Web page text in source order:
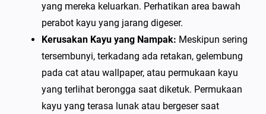
yang mereka keluarkan. Perhatikan area bawah
perabot kayu yang jarang digeser.
Kerusakan Kayu yang Nampak: Meskipun sering
tersembunyi, terkadang ada retakan, gelembung
pada cat atau wallpaper, atau permukaan kayu
yang terlihat berongga saat diketuk. Permukaan
kayu yang terasa lunak atau bergeser saat